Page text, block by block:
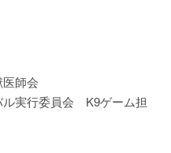
師会
ル実行委員会 K9ゲーム担